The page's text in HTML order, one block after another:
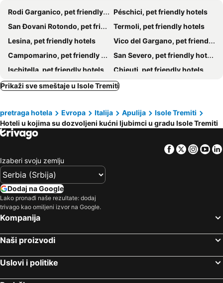
Rodi Garganico, pet friendly hotels
Péschici, pet friendly hotels
San Đovani Rotondo, pet friendly hotels
Termoli, pet friendly hotels
Lesina, pet friendly hotels
Vico del Gargano, pet friendly hotels
Campomarino, pet friendly hotels
San Severo, pet friendly hotels
Ischitella, pet friendly hotels
Chieuti, pet friendly hotels
Cagnano Varano, pet friendly hotels
San Martino in Pensilis, pet friendly hotels
Carpino, pet friendly hotels
Poggio Imperiale, pet friendly hotels
San Giacomo degli Schiavoni, pet friendly hotels
San Nicandro Garganico, pet friendly hotels
Serracapriola, pet friendly hotels
Apricena, pet friendly hotels
Prikaži sve smeštaje u Isole Tremiti
pretraga hotela Evropa Italija Apulija
Isole Tremiti
Hoteli u kojima su dozvoljeni kućni ljubimci u gradu Isole Tremiti
Facebook
Twitter
Izaberi svoju zemlju
Dodaj na Google
Lako pronađi naše rezultate: dodaj
trivago kao omiljeni izvor na Google.
Kompanija
Naši proizvodi
Uslovi i politike